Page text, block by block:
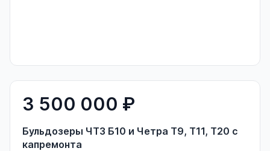
3 500 000 ₽
Бульдозеры ЧТЗ Б10 и Четра Т9, Т11, Т20 с
капремонта